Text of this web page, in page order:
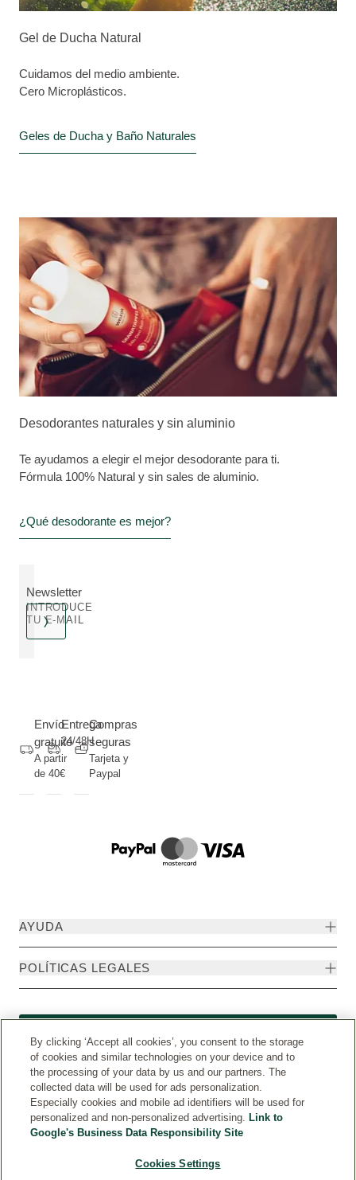
Gel de Ducha Natural
Cuidamos del medio ambiente.
Cero Microplásticos.
Geles de Ducha y Baño Naturales
Desodorantes naturales y sin aluminio
Te ayudamos a elegir el mejor desodorante para ti.
Fórmula 100% Natural y sin sales de aluminio.
¿Qué desodorante es mejor?
Newsletter
INTRODUCE
TU E-MAIL
Envío
gratuito
A partir
de 40€
Entrega
24/48H
Compras
seguras
Tarjeta y
Paypal
AYUDA
POLÍTICAS LEGALES
By clicking ‘Accept all cookies’, you consent to the storage
of cookies and similar technologies on your device and to
the processing of your data by us and our partners. The
collected data will be used for ads personalization.
Especially cookies and mobile ad identifiers will be used for
personalized and non-personalized advertising. Link to
Google's Business Data Responsibility Site
Cookies Settings